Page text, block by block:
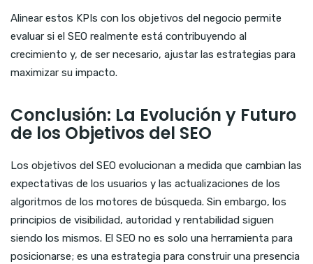
Alinear estos KPIs con los objetivos del negocio permite
evaluar si el SEO realmente está contribuyendo al
crecimiento y, de ser necesario, ajustar las estrategias para
maximizar su impacto.
Conclusión: La Evolución y Futuro
de los Objetivos del SEO
Los objetivos del SEO evolucionan a medida que cambian las
expectativas de los usuarios y las actualizaciones de los
algoritmos de los motores de búsqueda. Sin embargo, los
principios de visibilidad, autoridad y rentabilidad siguen
siendo los mismos. El SEO no es solo una herramienta para
posicionarse; es una estrategia para construir una presencia